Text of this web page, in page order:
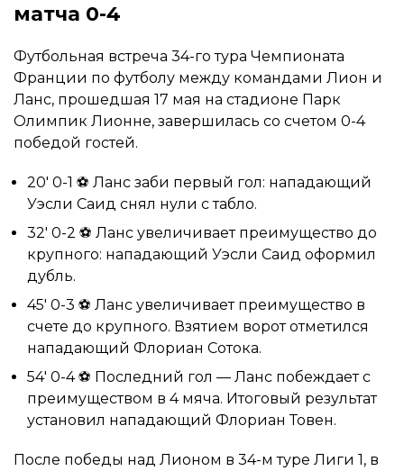
матча 0-4
Футбольная встреча 34-го тура Чемпионата
Франции по футболу между командами Лион и
Ланс, прошедшая 17 мая на стадионе Парк
Олимпик Лионне, завершилась со счетом 0-4
победой гостей.
20′ 0-1 ⚽ Ланс заби первый гол: нападающий
Уэсли Саид снял нули с табло.
32′ 0-2 ⚽ Ланс увеличивает преимущество до
крупного: нападающий Уэсли Саид оформил
дубль.
45′ 0-3 ⚽ Ланс увеличивает преимущество в
счете до крупного. Взятием ворот отметился
нападающий Флориан Сотока.
54′ 0-4 ⚽ Последний гол — Ланс побеждает с
преимуществом в 4 мяча. Итоговый результат
установил нападающий Флориан Товен.
После победы над Лионом в 34-м туре Лиги 1, в